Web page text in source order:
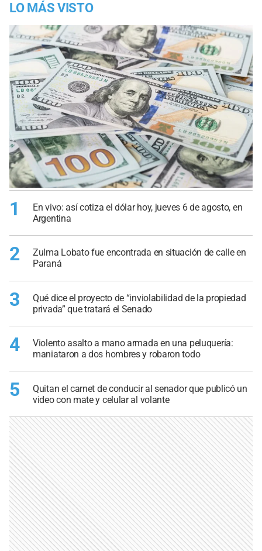
LO MÁS VISTO
1
En vivo: así cotiza el dólar hoy, jueves 6 de agosto, en
Argentina
2
Zulma Lobato fue encontrada en situación de calle en
Paraná
3
Qué dice el proyecto de “inviolabilidad de la propiedad
privada” que tratará el Senado
4
Violento asalto a mano armada en una peluquería:
maniataron a dos hombres y robaron todo
5
Quitan el carnet de conducir al senador que publicó un
video con mate y celular al volante